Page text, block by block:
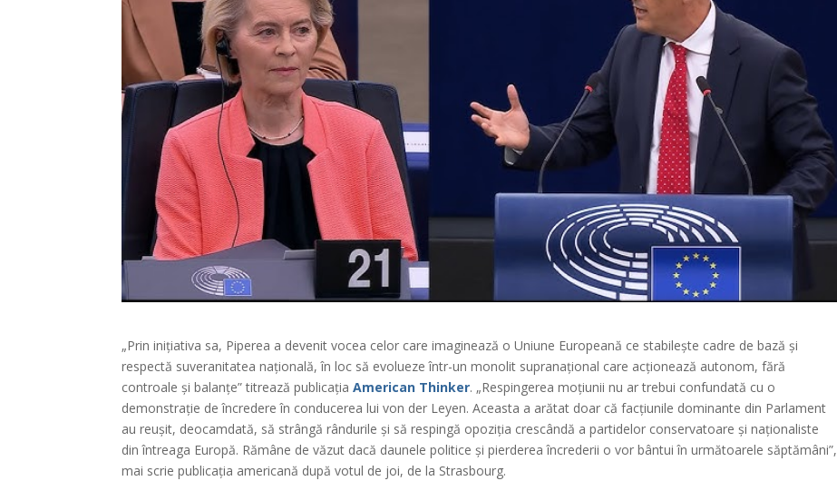
„Prin inițiativa sa, Piperea a devenit vocea celor care imaginează o Uniune Europeană ce stabilește cadre de bază și
respectă suveranitatea națională, în loc să evolueze într-un monolit supranațional care acționează autonom, fără
controale și balanțe” titrează publicațiaAmerican Thinker. „Respingerea moțiunii nu ar trebui confundată cu o
demonstrație de încredere în conducerea lui von der Leyen. Aceasta a arătat doar că facțiunile dominante din Parlament
au reușit, deocamdată, să strângă rândurile și să respingă opoziția crescândă a partidelor conservatoare și naționaliste
din întreaga Europă. Rămâne de văzut dacă daunele politice și pierderea încrederii o vor bântui în următoarele săptămâni”,
mai scrie publicația americană după votul de joi, de la Strasbourg.